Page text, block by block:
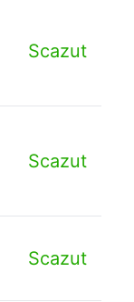
Scazut
Scazut
Scazut